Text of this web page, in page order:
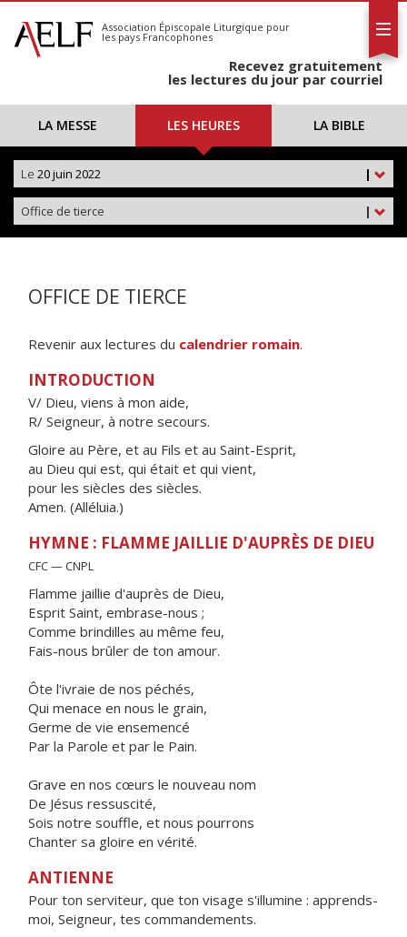
S'abonner
Calendrier
Association Épiscopale Liturgique pour
les pays Francophones
Recevez gratuitement
les lectures du jour par courriel
LA MESSE LES HEURES LA BIBLE
|
Le 20 juin 2022
|
Office de tierce
OFFICE DE TIERCE
Revenir aux lectures du calendrier romain.
INTRODUCTION
V/ Dieu, viens à mon aide,
R/ Seigneur, à notre secours.
Gloire au Père, et au Fils et au Saint-Esprit,
au Dieu qui est, qui était et qui vient,
pour les siècles des siècles.
Amen. (Alléluia.)
HYMNE : FLAMME JAILLIE D'AUPRÈS DE DIEU
CFC — CNPL
Flamme jaillie d'auprès de Dieu,
Esprit Saint, embrase-nous ;
Comme brindilles au même feu,
Fais-nous brûler de ton amour.
Ôte l'ivraie de nos péchés,
Qui menace en nous le grain,
Germe de vie ensemencé
Par la Parole et par le Pain.
Grave en nos cœurs le nouveau nom
De Jésus ressuscité,
Sois notre souffle, et nous pourrons
Chanter sa gloire en vérité.
ANTIENNE
Pour ton serviteur, que ton visage s'illumine : apprends-
moi, Seigneur, tes commandements.